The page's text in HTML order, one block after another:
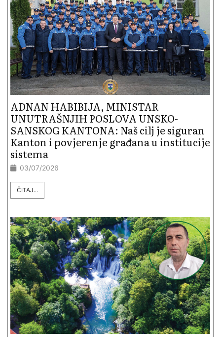
ADNAN HABIBIJA, MINISTAR
UNUTRAŠNJIH POSLOVA UNSKO-
SANSKOG KANTONA: Naš cilj je siguran
Kanton i povje­renje građana u institucije
sistema
03/07/2026
ČITAJ...